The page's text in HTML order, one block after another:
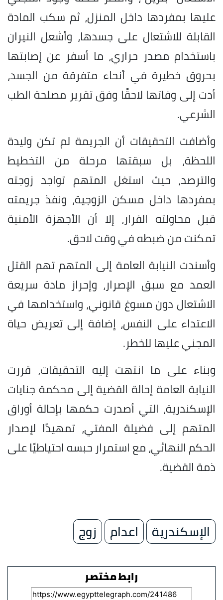
عليها بمفردها داخل المنزل، ثم سكب المادة
القابلة للاشتعال على جسدها، وأشعل النيران
باستخدام مصدر حراري، ما أسفر عن إصابتها
بحروق خطيرة في أنحاء متفرقة من الجسد،
أدت إلى وفاتها لاحقًا وفق تقرير مصلحة الطب
الشرعي.
وأضافت التحقيقات أن الجريمة لم تكن وليدة
اللحظة، بل سبقتها مرحلة من التخطيط
والترصد، حيث استغل المتهم تواجد زوجته
بمفردها داخل مسكن الزوجية، ونفذ جريمته
قبل محاولته الفرار، إلا أن الأجهزة الأمنية
تمكنت من ضبطه في وقت لاحق.
وأسندت النيابة العامة إلى المتهم تهم القتل
العمد مع سبق الإصرار، وإحراز مادة سريعة
الاشتعال دون مسوغ قانوني، واستخدامها في
الاعتداء على النفس، إضافة إلى تعريض حياة
المجني عليها للخطر.
وبناء على ما انتهت إليه التحقيقات، قررت
النيابة العامة إحالة القضية إلى محكمة جنايات
الإسكندرية، التي أصدرت حكمها بإحالة أوراق
المتهم إلى فضيلة المفتي، تمهيدًا لإصدار
الحكم النهائي، مع استمرار حبسه احتياطيًا على
ذمة القضية.
الإسكندرية اعدام زوج
رابط مختصر